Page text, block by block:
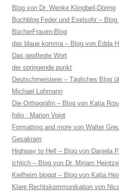
Blog von Dr. Wenke Klingbeil-Döring
Buchblog Feder und Eselsohr –
BücherFrauen-Blog
das blaue komma – Blog von Edda
Das gepflegte Wort
der springende punkt
Deutschmeisterei – Tägliches Blog
Michael Lohmann
Die Orthogräfin – Blog von Katja
folio · Marion Voigt
Formatting and more von Walter
Gesakram
Highway to Hell – Blog von Daniela
ichtich – Blog von Dr. Mirjam
Kiefheim bloggt – Blog von Katja
Klare Rechtskommunikation von